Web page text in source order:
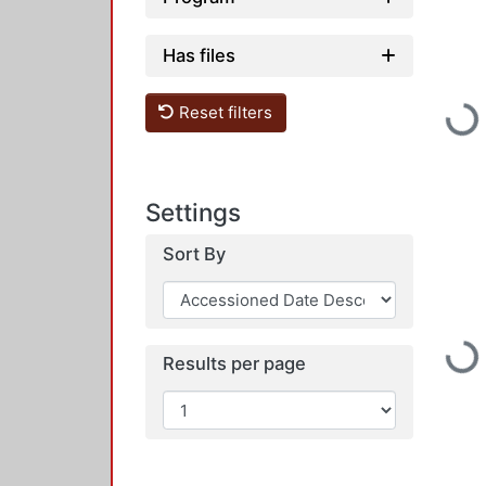
Has files
Reset filters
Settings
Sort By
Results per page
Loading...
Loading...